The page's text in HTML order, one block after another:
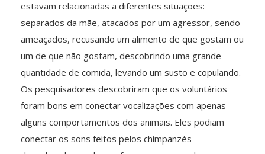
estavam relacionadas a diferentes situações:
separados da mãe, atacados por um agressor, sendo
ameaçados, recusando um alimento de que gostam ou
um de que não gostam, descobrindo uma grande
quantidade de comida, levando um susto e copulando.
Os pesquisadores descobriram que os voluntários
foram bons em conectar vocalizações com apenas
alguns comportamentos dos animais. Eles podiam
conectar os sons feitos pelos chimpanzés